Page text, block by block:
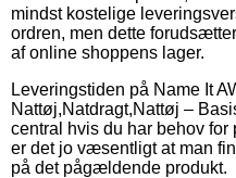
mindst kostelige
ordren, men dette
af online shoppens lager.
Leveringstiden på Name It
Nattøj,Natdragt,Nattøj –
central hvis du har behov for
er det jo væsentligt at man
på det pågældende produkt.